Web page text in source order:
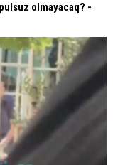
olmayacaq? -